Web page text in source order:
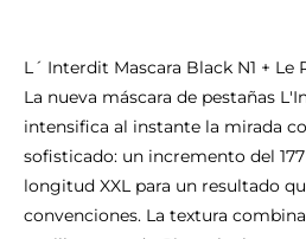
L´ Interdit Mascara Black N1 + Le
La nueva máscara de pestañas
intensifica al instante la mirada
sofisticado: un incremento del
longitud XXL para un resultado
convenciones. La textura